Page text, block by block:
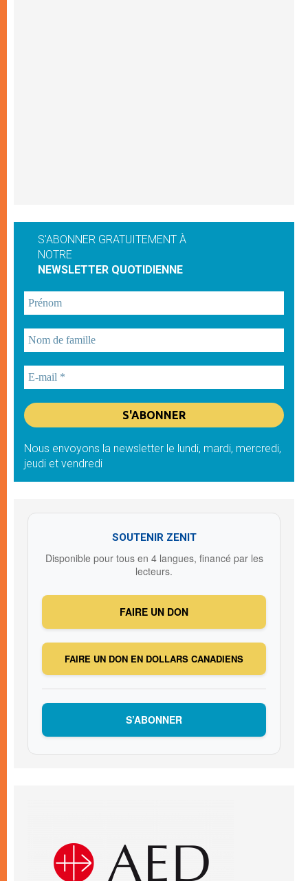
S'ABONNER GRATUITEMENT À
NOTRE
NEWSLETTER QUOTIDIENNE
Nous envoyons la newsletter le lundi, mardi, mercredi,
jeudi et vendredi
SOUTENIR ZENIT
Disponible pour tous en 4 langues, financé par les
lecteurs.
FAIRE UN DON
FAIRE UN DON EN DOLLARS CANADIENS
S’ABONNER